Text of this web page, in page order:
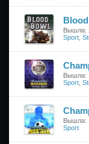
Вышла:
Sport
Вышла:
Sport
Вышла:
Sport